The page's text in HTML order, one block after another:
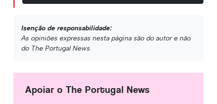
Isenção de responsabilidade:
As opiniões expressas nesta página são do autor e não
do The Portugal News.
Apoiar o The Portugal News